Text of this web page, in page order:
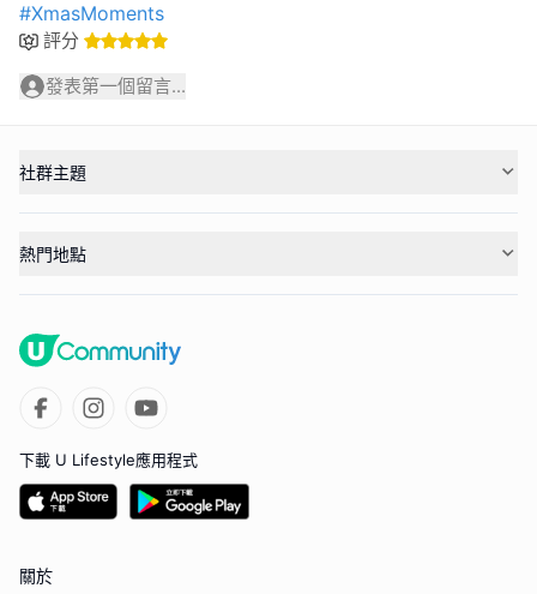
#XmasMoments
評分
發表第一個留言...
社群主題
熱門地點
下載 U Lifestyle應用程式
關於